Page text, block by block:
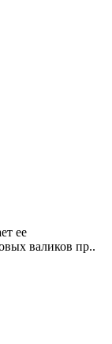
ее
валиков пр..